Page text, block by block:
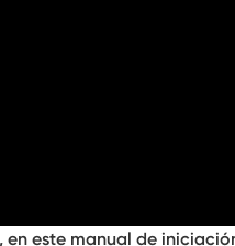
en este manual de